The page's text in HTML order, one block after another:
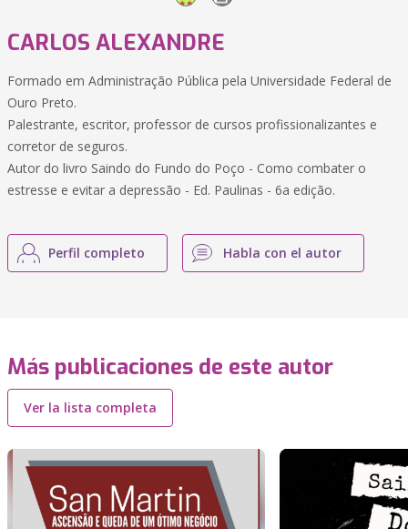
CARLOS ALEXANDRE
Formado em Administração Pública pela Universidade Federal de
Ouro Preto.
Palestrante, escritor, professor de cursos profissionalizantes e
corretor de seguros.
Autor do livro Saindo do Fundo do Poço - Como combater o
estresse e evitar a depressão - Ed. Paulinas - 6a edição.
Perfil completo Habla con el autor
Más publicaciones de este autor
Ver la lista completa